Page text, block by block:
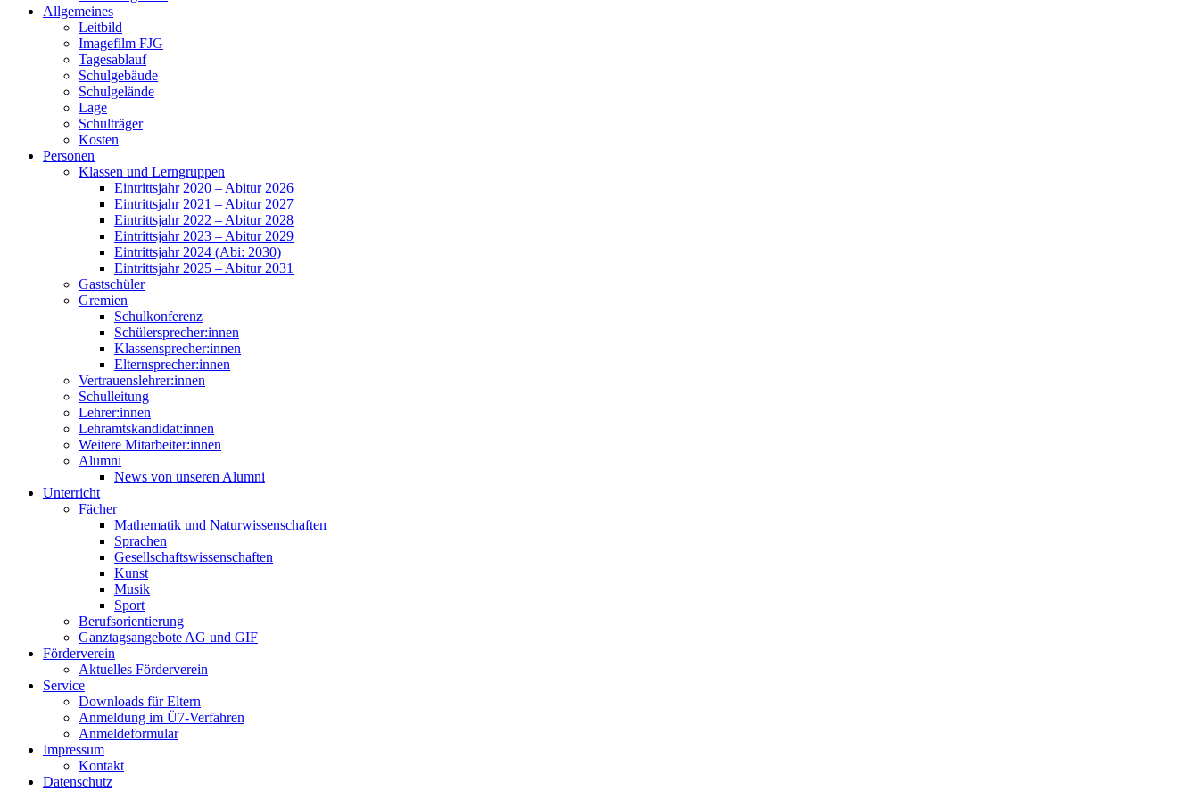
Allgemeines
Leitbild
Imagefilm FJG
Tagesablauf
Schulgebäude
Schulgelände
Lage
Schulträger
Kosten
Personen
Klassen und Lerngruppen
Eintrittsjahr 2020 – Abitur 2026
Eintrittsjahr 2021 – Abitur 2027
Eintrittsjahr 2022 – Abitur 2028
Eintrittsjahr 2023 – Abitur 2029
Eintrittsjahr 2024 (Abi: 2030)
Eintrittsjahr 2025 – Abitur 2031
Gastschüler
Gremien
Schulkonferenz
Schülersprecher:innen
Klassensprecher:innen
Elternsprecher:innen
Vertrauenslehrer:innen
Schulleitung
Lehrer:innen
Lehramtskandidat:innen
Weitere Mitarbeiter:innen
Alumni
News von unseren Alumni
Unterricht
Fächer
Mathematik und Naturwissenschaften
Sprachen
Gesellschaftswissenschaften
Kunst
Musik
Sport
Berufsorientierung
Ganztagsangebote AG und GIF
Förderverein
Aktuelles Förderverein
Service
Downloads für Eltern
Anmeldung im Ü7-Verfahren
Anmeldeformular
Impressum
Kontakt
Datenschutz